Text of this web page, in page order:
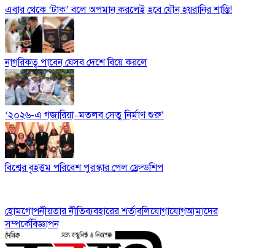
এবার থেকে ‘টাক’ বলে অপমান করলেই হবে যৌন হয়রানির শাস্তি!
নাগরিকত্ব পাবেন যেসব দেশে বিয়ে করলে
‘২০২৬-এ গজারিয়া–মতলব সেতু নির্মাণ শুরু’
বিশ্বের বৃহত্তম পরিবেশ পুরস্কার পেল ফ্রেন্ডশিপ
হোমগোপনীয়তার নীতিব্যবহারের শর্তাবলিযোগাযোগআমাদের
সম্পর্কেবিজ্ঞাপন